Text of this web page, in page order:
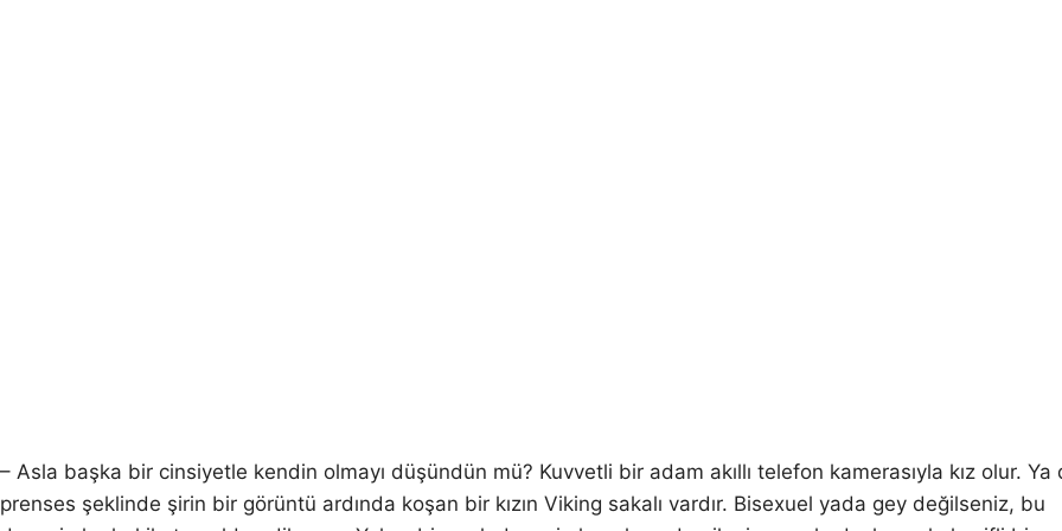
– Asla başka bir cinsiyetle kendin olmayı düşündün mü? Kuvvetli bir adam akıllı telefon kamerasıyla kız olur. Ya
prenses şeklinde şirin bir görüntü ardında koşan bir kızın Viking sakalı vardır. Bisexuel yada gey değilseniz, bu